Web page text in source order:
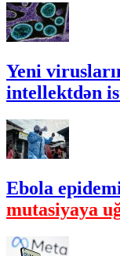
Yeni
intellektdən
Ebola
mutasiyaya